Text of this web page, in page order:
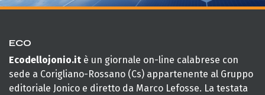
ECO
Ecodellojonio.it è un giornale on-line calabrese con
sede a Corigliano-Rossano (Cs) appartenente al Gruppo
editoriale Jonico e diretto da Marco Lefosse. La testata